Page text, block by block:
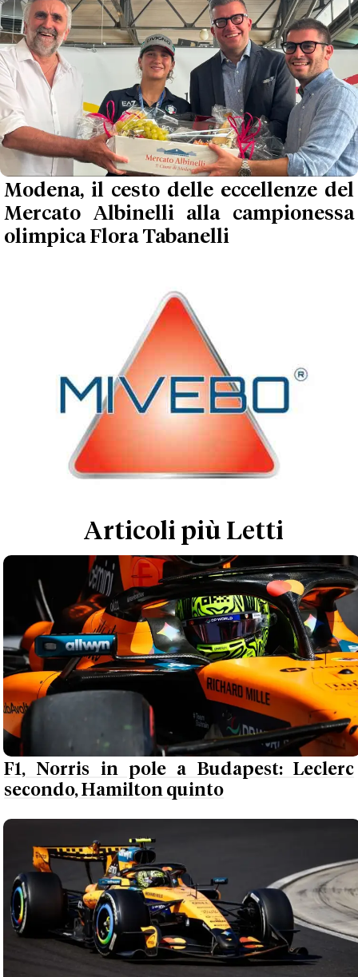
Modena, il cesto delle eccellenze del
Mercato Albinelli alla campionessa
olimpica Flora Tabanelli
Articoli più Letti
F1, Norris in pole a Budapest: Leclerc
secondo, Hamilton quinto